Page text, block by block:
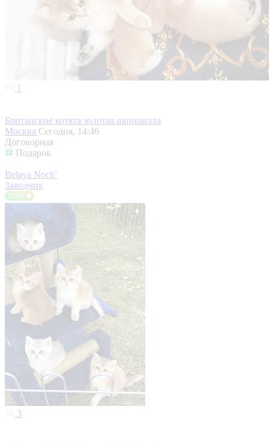
1
Британские котята золотая шиншилла
Москва Сегодня, 14:46
Договорная
Подарок
Belaya Noch`
Заводчик
3